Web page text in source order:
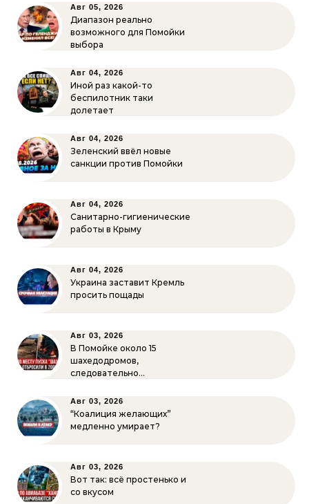
Авг 05, 2026
Диапазон реально
возможного для Помойки
выбора
Авг 04, 2026
Иной раз какой-то
беспилотник таки
долетает
Авг 04, 2026
Зеленский ввёл новые
санкции против Помойки
Авг 04, 2026
Санитарно-гигиенические
работы в Крыму
Авг 04, 2026
Украина заставит Кремль
просить пощады
Авг 03, 2026
В Помойке около 15
шахедодромов,
следовательно…
Авг 03, 2026
“Коалиция желающих”
медленно умирает?
Авг 03, 2026
Вот так: всё простенько и
со вкусом